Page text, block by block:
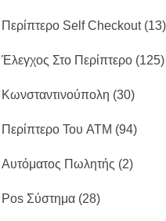
Περίπτερο Self Checkout(13)
Έλεγχος Στο Περίπτερο (125)
Κωνσταντινούπολη (30)
Περίπτερο Του ATM (94)
Αυτόματος Πωλητής (2)
Pos Σύστημα (28)